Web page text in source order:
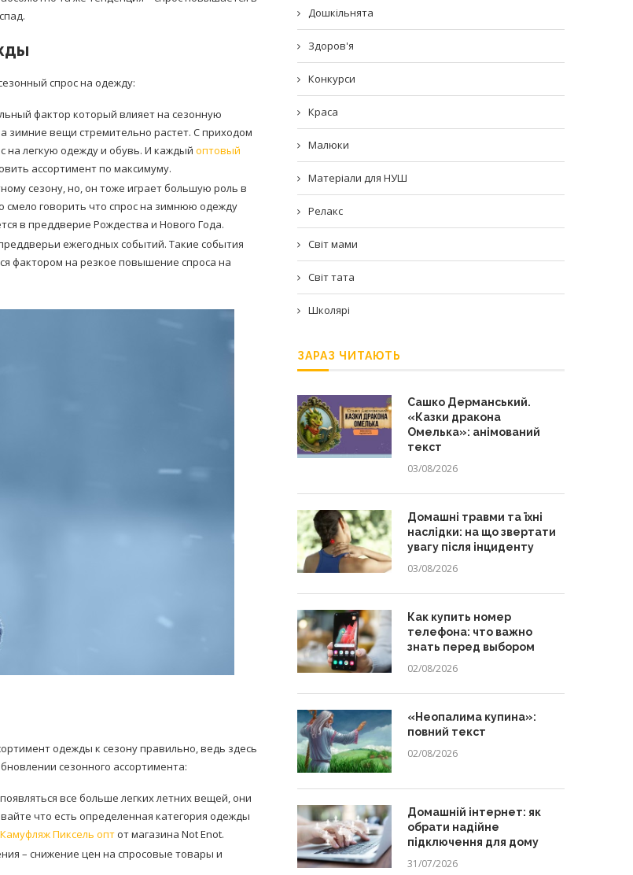
спрос на одежду:
фактор который влияет на сезонную
зимние вещи стремительно растет. С приходом
на легкую одежду и обувь. И каждый оптовый
ассортимент по максимуму.
сезону, но, он тоже играет большую роль в
смело говорить что спрос на зимнюю одежду
в преддверие Рождества и Нового Года.
ежегодных событий. Такие события
фактором на резкое повышение спроса на
одежды к сезону правильно, ведь здесь
сезонного ассортимента:
все больше легких летних вещей, они
что есть определенная категория одежды
Пиксель опт от магазина Not Enot.
– снижение цен на спросовые товары и
Дошкільнята
Здоров'я
Конкурси
Краса
Малюки
Матеріали для НУШ
Релакс
Світ мами
Світ тата
Школярі
ЗАРАЗ ЧИТАЮТЬ
Сашко Дерманський.
«Казки дракона
Омелька»: анімований
текст
03/08/2026
Домашні травми та їхні
наслідки: на що звертати
увагу після інциденту
03/08/2026
Как купить номер
телефона: что важно
знать перед выбором
02/08/2026
«Неопалима купина»:
повний текст
02/08/2026
Домашній інтернет: як
обрати надійне
підключення для дому
31/07/2026